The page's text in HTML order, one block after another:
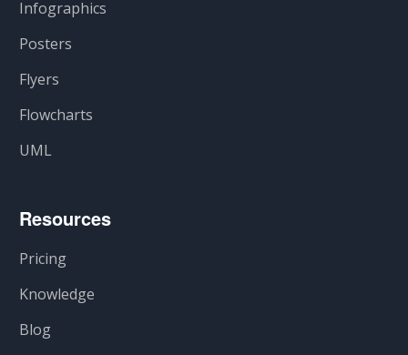
Infographics
Posters
Flyers
Flowcharts
UML
Resources
Pricing
Knowledge
Blog